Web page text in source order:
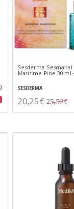
Sesderma Sesmahal
Maritime Pine 30 ml
SESDERMA
20,25€ 25,52€